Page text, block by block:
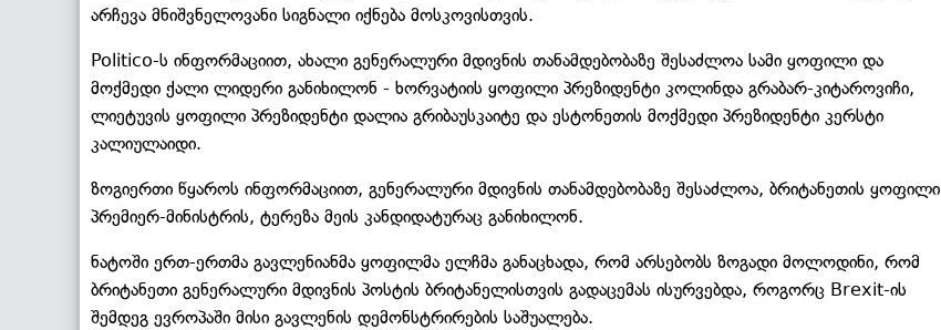
არჩევა მნიშვნელოვანი სიგნალი იქნება მოსკოვისთვის.
Politico-ს ინფორმაციით, ახალი გენერალური მდივნის თანამდებობაზე შესაძლოა სამი ყოფილი და
მოქმედი ქალი ლიდერი განიხილონ - ხორვატიის ყოფილი პრეზიდენტი კოლინდა გრაბარ-კიტაროვიჩი,
ლიეტუვის ყოფილი პრეზიდენტი დალია გრიბაუსკაიტე და ესტონეთის მოქმედი პრეზიდენტი კერსტი
კალიულაიდი.
ზოგიერთი წყაროს ინფორმაციით, გენერალური მდივნის თანამდებობაზე შესაძლოა, ბრიტანეთის ყოფილი
პრემიერ-მინისტრის, ტერეზა მეის კანდიდატურაც განიხილონ.
ნატოში ერთ-ერთმა გავლენიანმა ყოფილმა ელჩმა განაცხადა, რომ არსებობს ზოგადი მოლოდინი, რომ
ბრიტანეთი გენერალური მდივნის პოსტის ბრიტანელისთვის გადაცემას ისურვებდა, როგორც Brexit-ის
შემდეგ ევროპაში მისი გავლენის დემონსტრირების საშუალება.